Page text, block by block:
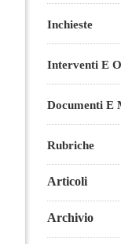
Inchieste
Interventi E
Documenti E
Rubriche
Articoli
Archivio